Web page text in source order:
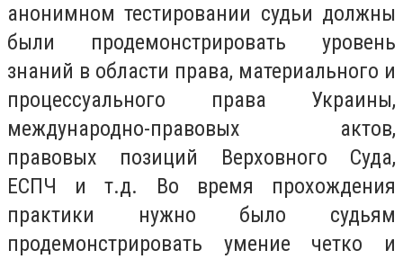
анонимном тестировании судьи должны
были продемонстрировать уровень
знаний в области права, материального и
процессуального права Украины,
международно-правовых актов,
правовых позиций Верховного Суда,
ЕСПЧ и т.д. Во время прохождения
практики нужно было судьям
продемонстрировать умение четко и